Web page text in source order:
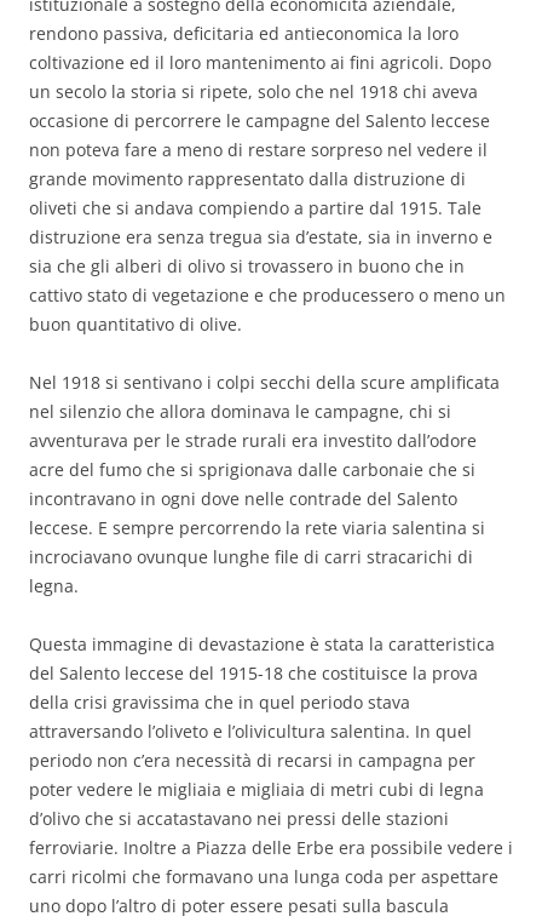
istituzionale a sostegno della economicità aziendale,
rendono passiva, deficitaria ed antieconomica la loro
coltivazione ed il loro mantenimento ai fini agricoli. Dopo
un secolo la storia si ripete, solo che nel 1918 chi aveva
occasione di percorrere le campagne del Salento leccese
non poteva fare a meno di restare sorpreso nel vedere il
grande movimento rappresentato dalla distruzione di
oliveti che si andava compiendo a partire dal 1915. Tale
distruzione era senza tregua sia d’estate, sia in inverno e
sia che gli alberi di olivo si trovassero in buono che in
cattivo stato di vegetazione e che producessero o meno un
buon quantitativo di olive.
Nel 1918 si sentivano i colpi secchi della scure amplificata
nel silenzio che allora dominava le campagne, chi si
avventurava per le strade rurali era investito dall’odore
acre del fumo che si sprigionava dalle carbonaie che si
incontravano in ogni dove nelle contrade del Salento
leccese. E sempre percorrendo la rete viaria salentina si
incrociavano ovunque lunghe file di carri stracarichi di
legna.
Questa immagine di devastazione è stata la caratteristica
del Salento leccese del 1915-18 che costituisce la prova
della crisi gravissima che in quel periodo stava
attraversando l’oliveto e l’olivicultura salentina. In quel
periodo non c’era necessità di recarsi in campagna per
poter vedere le migliaia e migliaia di metri cubi di legna
d’olivo che si accatastavano nei pressi delle stazioni
ferroviarie. Inoltre a Piazza delle Erbe era possibile vedere i
carri ricolmi che formavano una lunga coda per aspettare
uno dopo l’altro di poter essere pesati sulla bascula